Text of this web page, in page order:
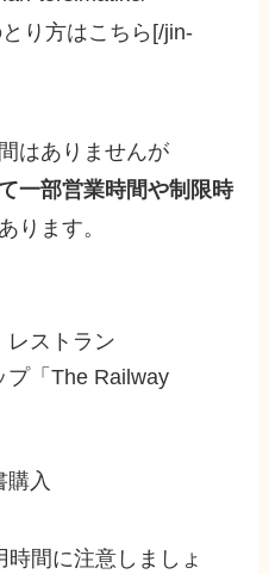
り方はこちら[/jin-
はありませんが
一部営業時間や制限時
ります。
レストラン
プ「The Railway
購入
間に注意しましょ